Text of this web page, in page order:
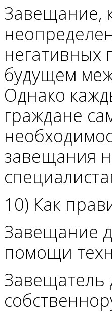
Завещание,
негативных
будущем
Однако
граждане
завещания
10) Как
Завещание
помощи
Завещатель